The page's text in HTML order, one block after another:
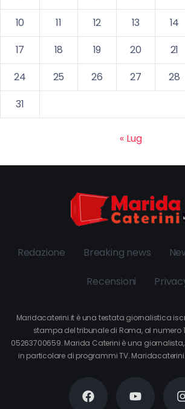
10
11 12 13 14
17
18 19 20 21
24
25 26 27 28
31
« Lug
Redazione Breaking news
Recensioni
Maridacaterini.it è una testata giornalistica
stampa del tribunale di Roma, al numero
05263700659. Marida Caterini è una
in particolare di programmi TV.